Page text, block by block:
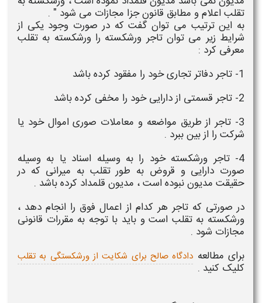
تقلب اعلام و مطابق قانون جزا مجازات می شود " .
به این ترتیب می توان گفت که در صورت وجود یکی از
شرایط زیر می توان تاجر ورشکسته راورشکسته به تقلب
معرفی کرد :
1- تاجر دفاتر تجاری خود را مفقود کرده باشد
2- تاجر قسمتی از دارایی خود را مخفی کرده باشد
3- تاجر از طریق مواضعه و معاملات صوری اموال خود یا
شرکت را از بین ببرد .
4- تاجر ورشکسته خود را به وسیله اسناد یا به وسیله
صورت دارایی و قروض به طور تقلب به میرانی که در
حقیقت مدیون نبوده است ، مدیون قلمداد کرده باشد .
در صورتی که تاجر هر کدام از اعمال فوق را انجام دهد ،
ورشکسته به تقلب است و باید با توجه به مقررات قانونی
مجازات شود .
برای مطالعه دادگاه صالح برای شکایت از ورشکستگی به تقلب
کلیک کنید .